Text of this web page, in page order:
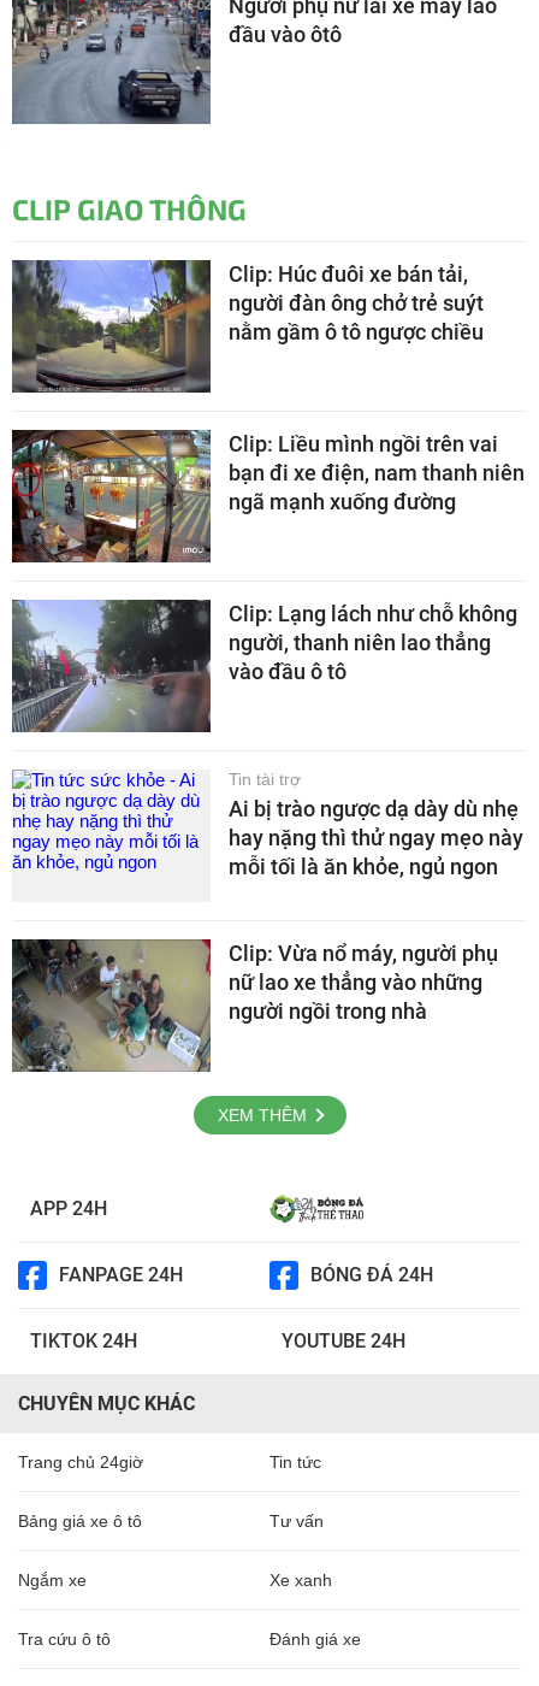
Người phụ nữ lái xe máy lao
đầu vào ôtô
CLIP GIAO THÔNG
Clip: Húc đuôi xe bán tải,
người đàn ông chở trẻ suýt
nằm gầm ô tô ngược chiều
Clip: Liều mình ngồi trên vai
bạn đi xe điện, nam thanh niên
ngã mạnh xuống đường
Clip: Lạng lách như chỗ không
người, thanh niên lao thẳng
vào đầu ô tô
Tin tài trợ
Ai bị trào ngược dạ dày dù nhẹ
hay nặng thì thử ngay mẹo này
mỗi tối là ăn khỏe, ngủ ngon
Clip: Vừa nổ máy, người phụ
nữ lao xe thẳng vào những
người ngồi trong nhà
XEM THÊM
APP 24H
FANPAGE 24H BÓNG ĐÁ 24H
TIKTOK 24H YOUTUBE 24H
CHUYÊN MỤC KHÁC
Trang chủ 24giờ Tin tức
Bảng giá xe ô tô Tư vấn
Ngắm xe Xe xanh
Tra cứu ô tô Đánh giá xe